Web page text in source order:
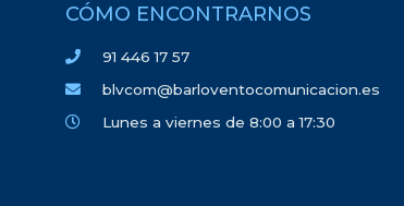
CÓMO ENCONTRARNOS
91 446 17 57
blvcom@barloventocomunicacion.es
Lunes a viernes de 8:00 a 17:30